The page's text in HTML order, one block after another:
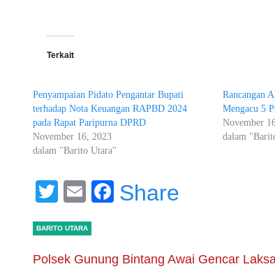
Terkait
Penyampaian Pidato Pengantar Bupati
terhadap Nota Keuangan RAPBD 2024
pada Rapat Paripurna DPRD
November 16, 2023
dalam "Barito Utara"
Rancangan
Mengacu 5
November
dalam
Twitter
EmailFacebook
Share
BARITO UTARA
Polsek Gunung Bintang Awai Gencar